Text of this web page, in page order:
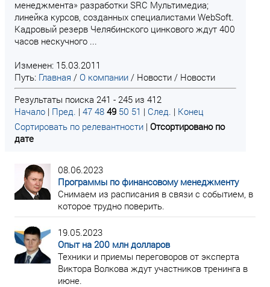
менеджмента» разработки SRC Мультимедиа;
линейка курсов, созданных специалистами WebSoft.
Кадровый резерв Челябинского цинкового ждут 400
часов нескучного ...
Изменен: 15.03.2011
Путь: Главная / О компании / Новости / Новости
Результаты поиска 241 - 245 из 412
Начало | Пред. | 47 48 49 50 51 | След. | Конец
Сортировать по релевантности | Отсортировано по
дате
08.06.2023
Программы по финансовому менеджменту
Снимаем из расписания в связи с событием, в
которое трудно поверить.
19.05.2023
Опыт на 200 млн долларов
Техники и приемы переговоров от эксперта
Виктора Волкова ждут участников тренинга в
июне.